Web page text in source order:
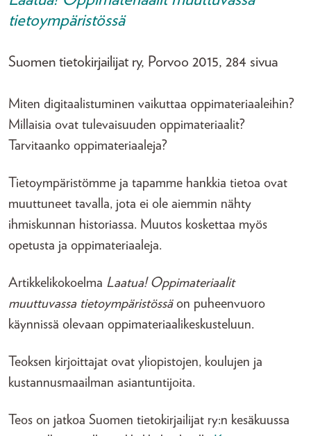
tietoympäristössä
Suomen tietokirjailijat ry, Porvoo 2015, 284 sivua
Miten digitaalistuminen vaikuttaa oppimateriaaleihin?
Millaisia ovat tulevaisuuden oppimateriaalit?
Tarvitaanko oppimateriaaleja?
Tietoympäristömme ja tapamme hankkia tietoa ovat
muuttuneet tavalla, jota ei ole aiemmin nähty
ihmiskunnan historiassa. Muutos koskettaa myös
opetusta ja oppimateriaaleja.
Artikkelikokoelma Laatua! Oppimateriaalit
muuttuvassa tietoympäristössäon puheenvuoro
käynnissä olevaan oppimateriaalikeskusteluun.
Teoksen kirjoittajat ovat yliopistojen, koulujen ja
kustannusmaailman asiantuntijoita.
Teos on jatkoa Suomen tietokirjailijat ry:n kesäkuussa